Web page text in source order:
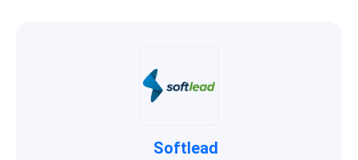
Softlead